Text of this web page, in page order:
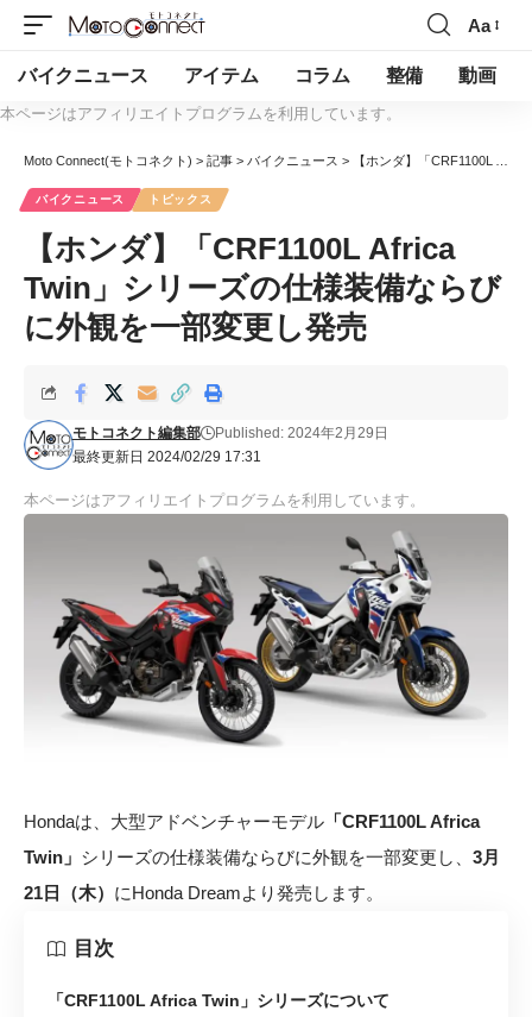
Aa
バイクニュース アイテム コラム 整備 動画
本ページはアフィリエイトプログラムを利用しています。
Moto Connect(モトコネクト) > 記事 > バイクニュース > 【ホンダ】「CRF1100L Africa Twin」シリーズの仕様装備ならびに外観を一部変更し発売
バイクニュース トピックス
【ホンダ】「CRF1100L Africa
Twin」シリーズの仕様装備ならび
に外観を一部変更し発売
最終更新日 2024/02/29 17:31
モトコネクト編集部 Published: 2024年2月29日
本ページはアフィリエイトプログラムを利用しています。
Hondaは、大型アドベンチャーモデル 「CRF1100L Africa
Twin」 シリーズの仕様装備ならびに外観を一部変更し、 3月
21日（木） にHonda Dreamより発売します。
目次
「CRF1100L Africa Twin」シリーズについて